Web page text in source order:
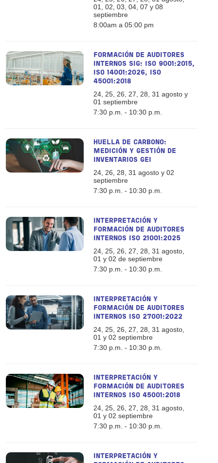
01, 02, 03, 04, 07 y 08
septiembre
8:00am a 05:00 pm
FORMACIÓN DE AUDITORES
INTERNOS SIG: ISO 9001:2015,
ISO 14001:2026, ISO
45001:2018
24, 25, 26, 27, 28, 31 agosto y
01 septiembre
7:30 p.m. - 10:30 p.m.
HUELLA DE CARBONO:
MEDICIÓN Y GESTIÓN DE
INVENTARIOS GEI
24, 26, 28, 31 agosto y 02
septiembre
7:30 p.m. - 10:30 p.m.
INTERPRETACIÓN Y
FORMACIÓN DE AUDITORES
INTERNOS ISO 21001:2025
24, 25, 26, 27, 28, 31 agosto,
01 y 02 de septiembre
7:30 p.m. - 10:30 p.m.
INTERPRETACIÓN Y
FORMACIÓN DE AUDITORES
INTERNOS ISO 27001:2022
24, 25, 26, 27, 28, 31 agosto,
01 y 02 septiembre
7:30 p.m. - 10:30 p.m.
INTERPRETACIÓN Y
FORMACIÓN DE AUDITORES
INTERNOS ISO 45001:2018
24, 25, 26, 27, 28, 31 agosto,
01 y 02 septiembre
7:30 p.m. - 10:30 p.m.
INTERPRETACIÓN Y